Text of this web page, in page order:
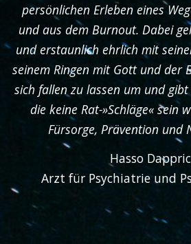
persönlichen Erleben eines
und aus dem Burnout. Dabei
und erstaunlich ehrlich mit
seinem Ringen mit Gott und der
sich fallen zu lassen um und
die keine Rat-»Schläge« sein
Fürsorge, Prävention und
Hasso
Arzt für Psychiatrie und